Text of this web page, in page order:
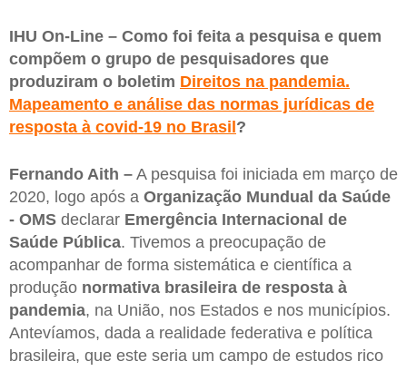
IHU On-Line – Como foi feita a pesquisa e quem
compõem o grupo de pesquisadores que
produziram o boletim Direitos na pandemia.
Mapeamento e análise das normas jurídicas de
resposta à covid-19 no Brasil ?
Fernando Aith – A pesquisa foi iniciada em março de
2020, logo após a Organização Mundual da Saúde
- OMS declarar Emergência Internacional de
Saúde Pública. Tivemos a preocupação de
acompanhar de forma sistemática e científica a
produção normativa brasileira de resposta à
pandemia, na União, nos Estados e nos municípios.
Antevíamos, dada a realidade federativa e política
brasileira, que este seria um campo de estudos rico